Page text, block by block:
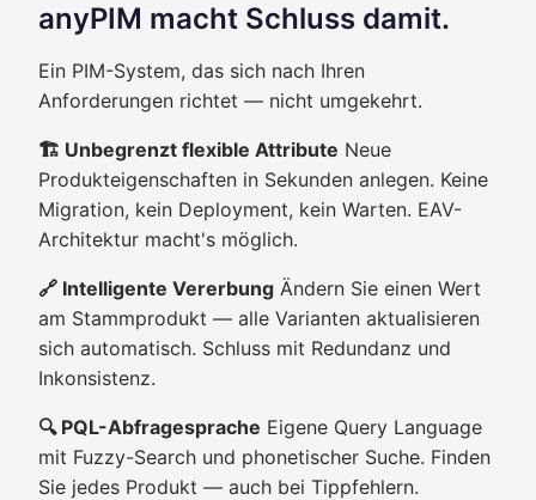
anyPIM macht Schluss damit.
Ein PIM-System, das sich nach Ihren
Anforderungen richtet — nicht umgekehrt.
🏗️ Unbegrenzt flexible Attribute Neue
Produkteigenschaften in Sekunden anlegen. Keine
Migration, kein Deployment, kein Warten. EAV-
Architektur macht's möglich.
🔗 Intelligente Vererbung Ändern Sie einen Wert
am Stammprodukt — alle Varianten aktualisieren
sich automatisch. Schluss mit Redundanz und
Inkonsistenz.
🔍 PQL-Abfragesprache Eigene Query Language
mit Fuzzy-Search und phonetischer Suche. Finden
Sie jedes Produkt — auch bei Tippfehlern.